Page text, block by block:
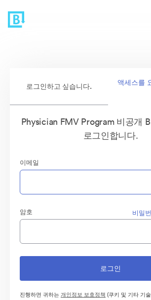
로그인하고 싶습니다.
액세스를
Physician FMV Program 비공개
로그인합니다.
이메일
암호 비밀
진행하면 귀하는개인정보 보호정책 (쿠키 및 기타 기